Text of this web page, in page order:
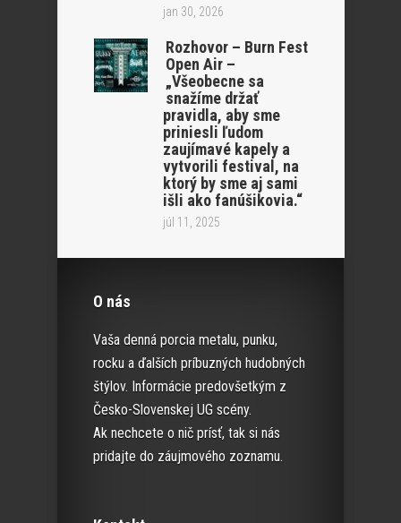
jan 30, 2026
Rozhovor – Burn Fest
Open Air –
„Všeobecne sa
snažíme držať
pravidla, aby sme
priniesli ľudom
zaujímavé kapely a
vytvorili festival, na
ktorý by sme aj sami
išli ako fanúšikovia.“
júl 11, 2025
O nás
Vaša denná porcia metalu, punku,
rocku a ďalších príbuzných hudobných
štýlov. Informácie predovšetkým z
Česko-Slovenskej UG scény.
Ak nechcete o nič prísť, tak si nás
pridajte do záujmového zoznamu.